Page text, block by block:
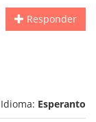
Responder
Idioma: Esperanto